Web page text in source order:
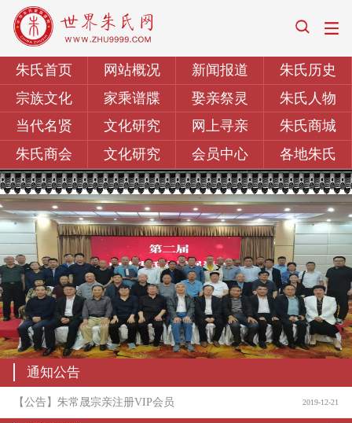
朱氏首页 网站概况 新闻报道
朱氏历史
宗族文化
家乘谱牒 娶亲祭灵
朱氏人物
当代名贤
文化研究 网上寻亲
朱氏商城
朱氏商会
文化研究 会员中心 各地朱氏
通知公告
【公告】朱常晟宗亲注册VIP会员 2019-12-21